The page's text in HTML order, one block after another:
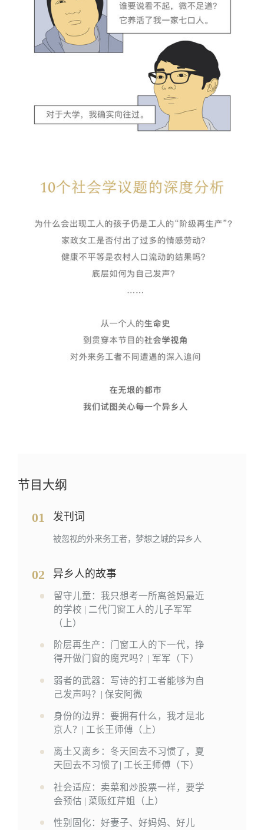
节目大纲
01 发刊词
被忽视的外来务工者，梦想之城的异乡人
02 异乡人的故事
留守儿童：我只想考一所离爸妈最近
的学校 | 二代门窗工人的儿子军军
（上）
阶层再生产：门窗工人的下一代，挣
得开做门窗的魔咒吗？| 军军（下）
弱者的武器：写诗的打工者能够为自
己发声吗？| 保安阿微
身份的边界：要拥有什么，我才是北
京人？| 工长王师傅（上）
离土又离乡：冬天回去不习惯了，夏
天回去不习惯了| 工长王师傅（下）
社会适应：卖菜和炒股票一样，要学
会预估 | 菜贩红芹姐（上）
性别固化：好妻子、好妈妈、好儿